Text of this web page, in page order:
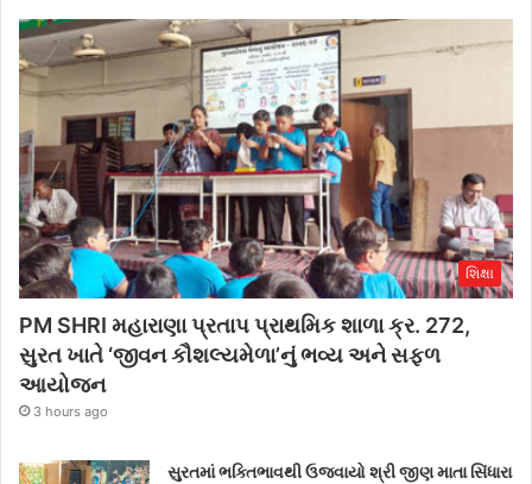
શિક્ષા
PM SHRI મહારાણા પ્રતાપ પ્રાથમિક શાળા ક્ર. 272,
સુરત ખાતે ‘જીવન કૌશલ્યમેળા’નું ભવ્ય અને સફળ
આયોજન
3 hours ago
સુરતમાં ભક્તિભાવથી ઉજવાયો શ્રી જીણ માતા સિંધારા